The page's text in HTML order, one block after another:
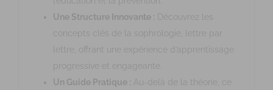
Une Structure Innovante : Découvrez les
concepts clés de la sophrologie, lettre par
lettre, offrant une expérience d’apprentissage
progressive et engageante.
Un Guide Pratique : Au-delà de la théorie, ce